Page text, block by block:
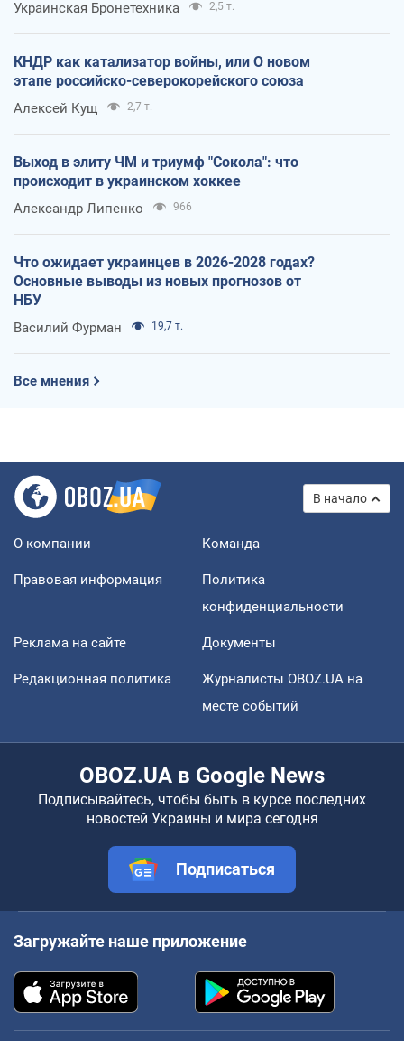
Украинская Бронетехника 2,5 т.
КНДР как катализатор войны, или О новом
этапе российско-северокорейского союза
Алексей Кущ 2,7 т.
Выход в элиту ЧМ и триумф "Сокола": что
происходит в украинском хоккее
Александр Липенко 966
Что ожидает украинцев в 2026-2028 годах?
Основные выводы из новых прогнозов от
НБУ
Василий Фурман 19,7 т.
Все мнения
В начало
О компании Команда
Правовая информация
Политика
конфиденциальности
Реклама на сайте Документы
Редакционная политика
Журналисты OBOZ.UA на
месте событий
OBOZ.UA в Google News
Подписывайтесь, чтобы быть в курсе последних
новостей Украины и мира сегодня
Подписаться
Загружайте наше приложение